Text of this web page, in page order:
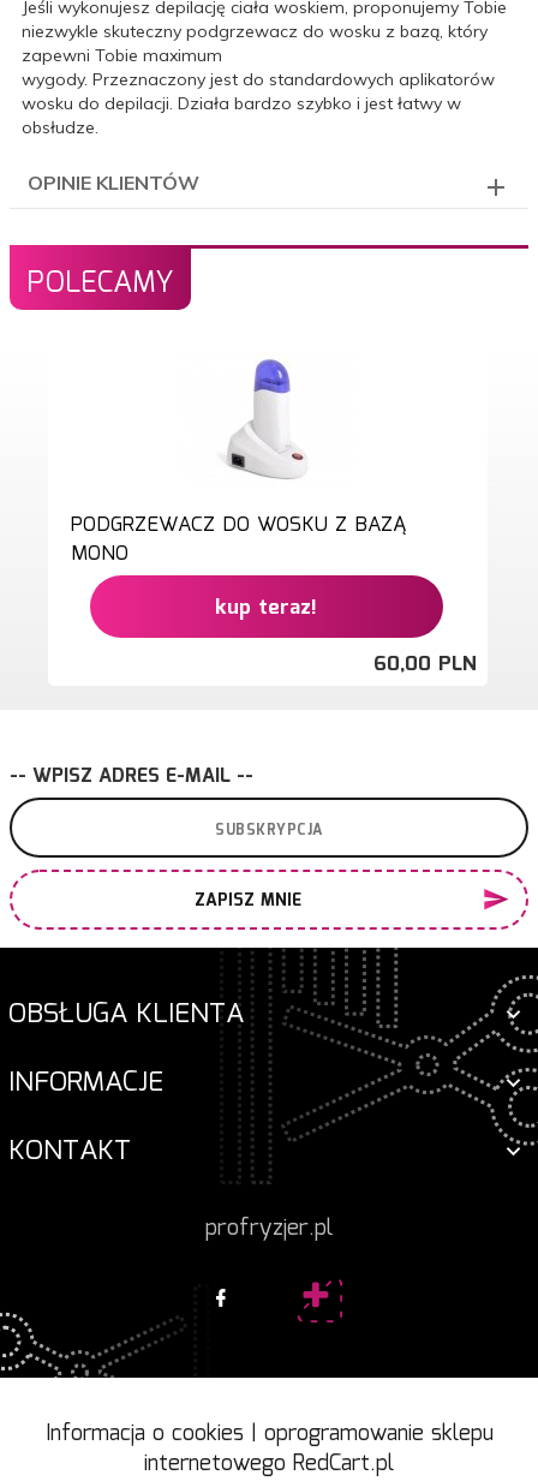
Jeśli wykonujesz depilację ciała woskiem, proponujemy Tobie
niezwykle skuteczny podgrzewacz do wosku z bazą, który
zapewni Tobie maximum
wygody. Przeznaczony jest do standardowych aplikatorów
wosku do depilacji. Działa bardzo szybko i jest łatwy w
obsłudze.
OPINIE KLIENTÓW
POLECAMY
PODGRZEWACZ DO WOSKU Z BAZĄ
MONO
kup teraz!
60,00 PLN
-- WPISZ ADRES E-MAIL --
ZAPISZ MNIE
OBSŁUGA KLIENTA
INFORMACJE
KONTAKT
profryzjer.pl
Informacja o cookies | oprogramowanie sklepu
internetowego RedCart.pl